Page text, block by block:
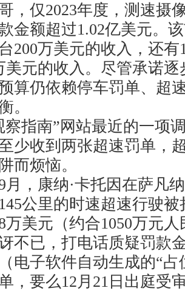
仅2023年度，测速摄
金额超过1.02亿美元。
200万美元的收入，还
美元的收入。尽管承诺
算仍依赖停车罚单、超
。
南”网站最近的一项
少收到两张超速罚单，
而烦恼。
，康纳·卡托因在萨凡纳
公里的时速超速行驶
万美元（约合1050万元
已，打电话质疑罚款
电子软件自动生成的“占
，要么12月21日出庭受